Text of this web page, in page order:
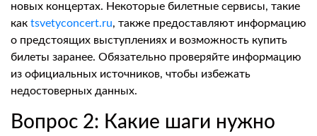
новых концертах. Некоторые билетные сервисы, такие
как tsvetyconcert.ru, также предоставляют информацию
о предстоящих выступлениях и возможность купить
билеты заранее. Обязательно проверяйте информацию
из официальных источников, чтобы избежать
недостоверных данных.
Вопрос 2: Какие шаги нужно